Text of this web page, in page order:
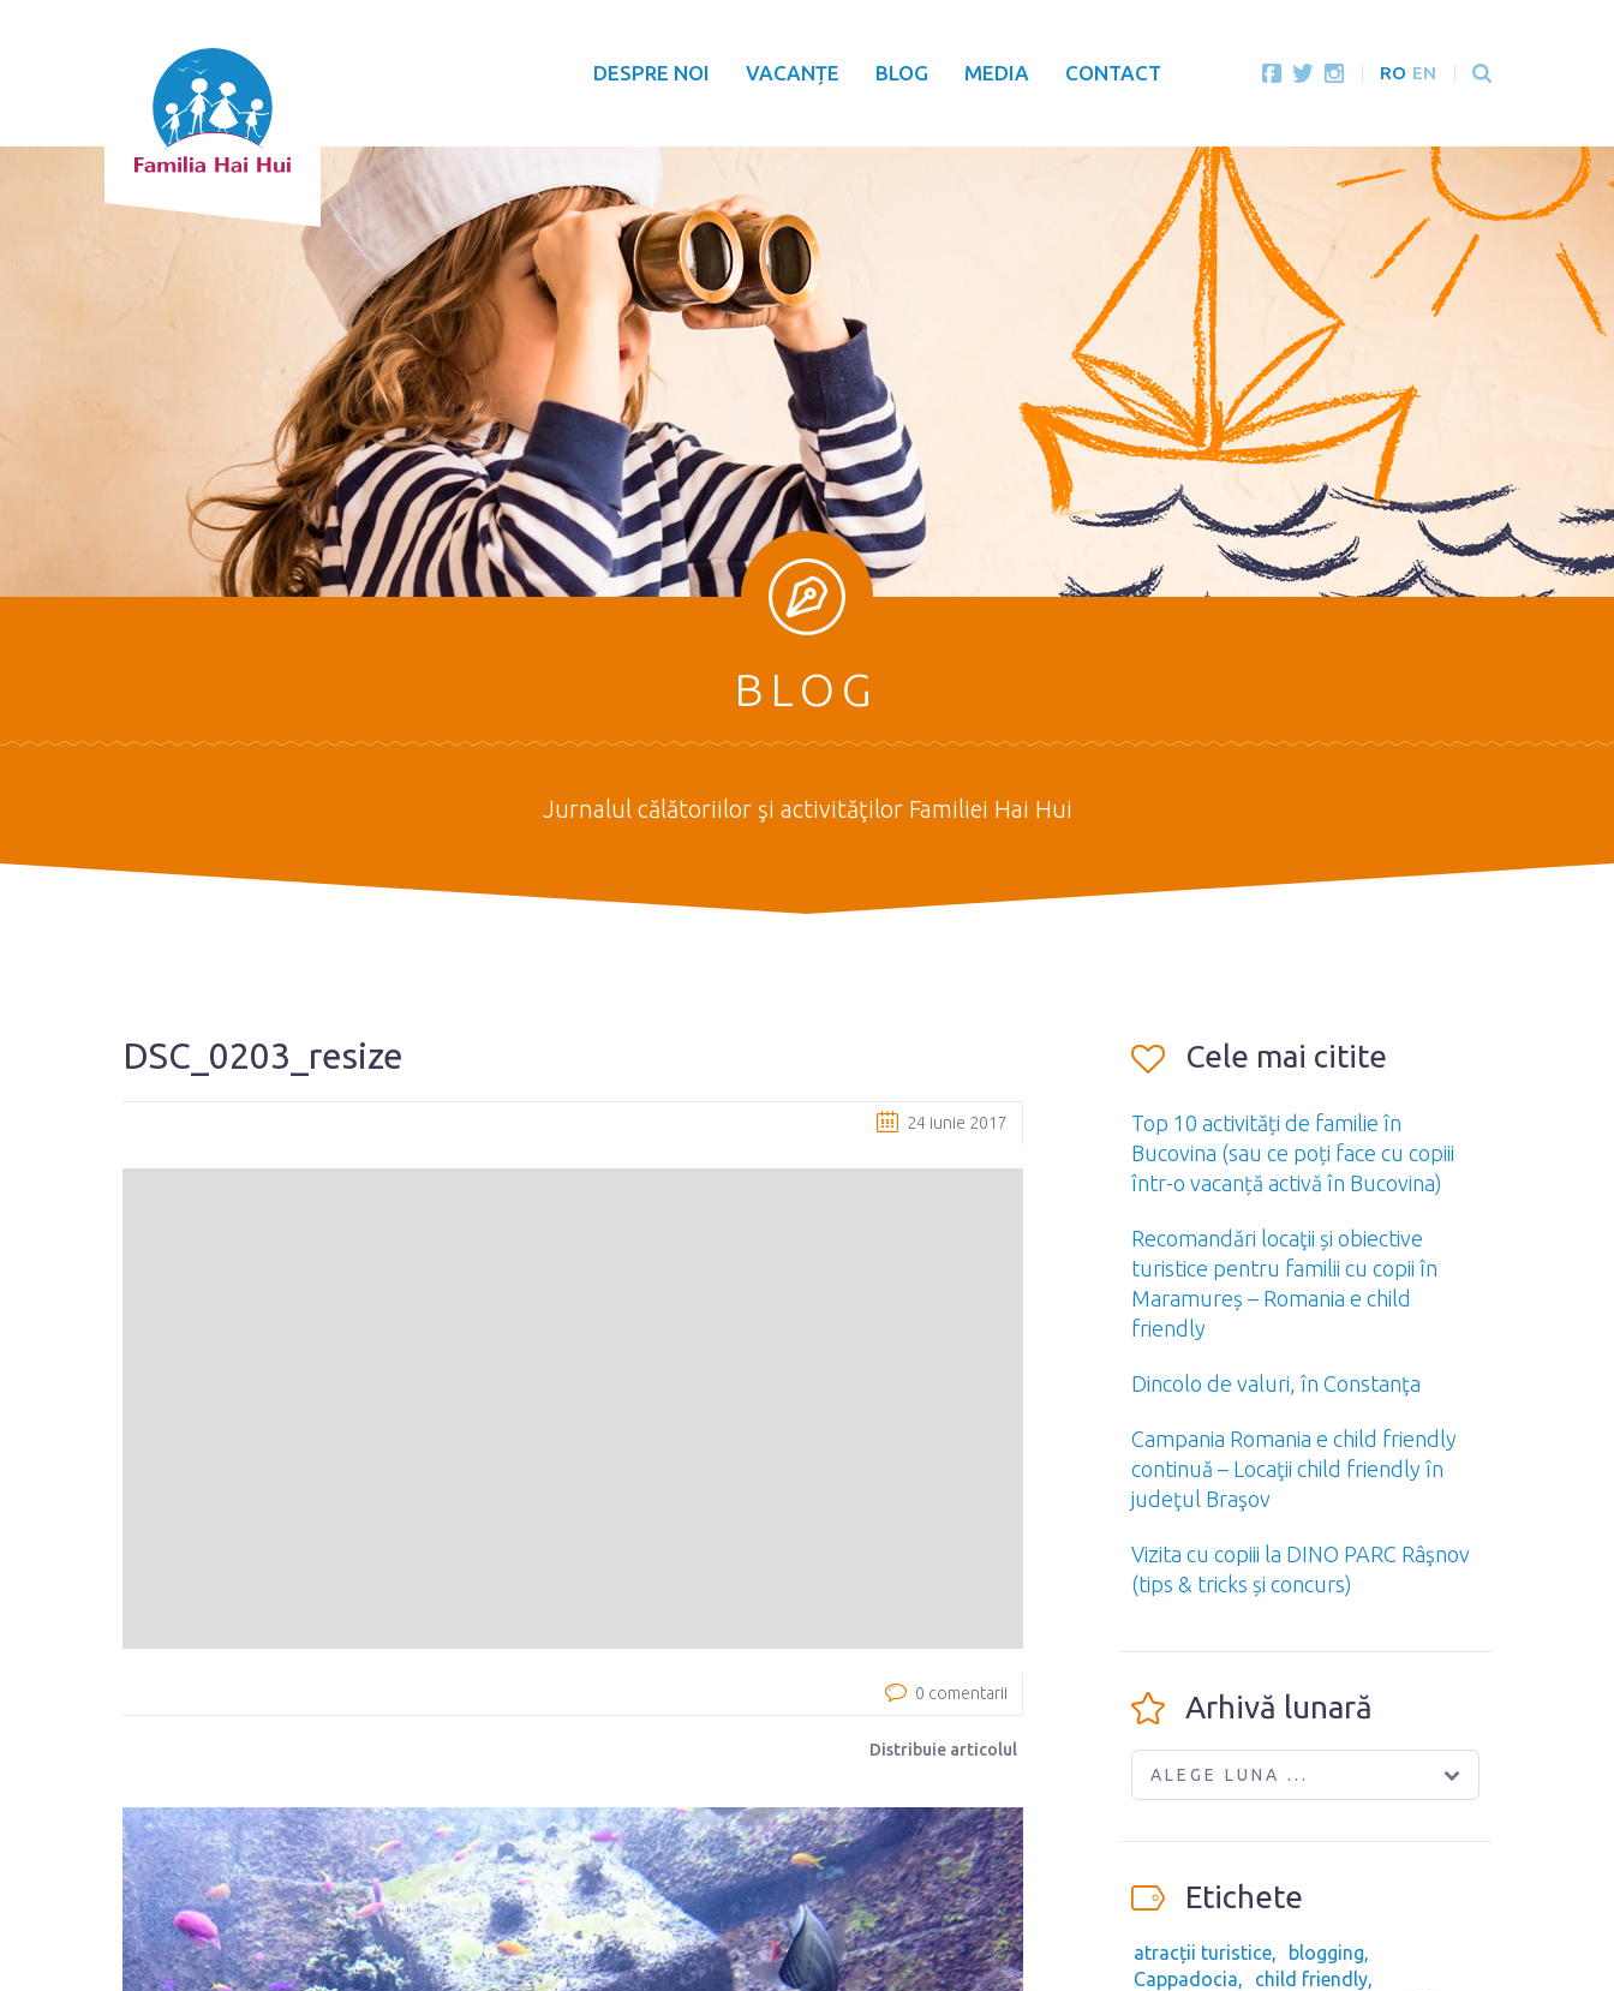
DESPRE NOI VACANȚE BLOG MEDIA CONTACT RO EN
BLOG
Jurnalul călătoriilor şi activităţilor Familiei Hai Hui
DSC_0203_resize
24 iunie 2017
0 comentarii
Distribuie articolul
Cele mai citite
Top 10 activități de familie în
Bucovina (sau ce poți face cu copiii
într-o vacanță activă în Bucovina)
Recomandări locaţii și obiective
turistice pentru familii cu copii în
Maramureș – Romania e child
friendly
Dincolo de valuri, în Constanţa
Campania Romania e child friendly
continuă – Locaţii child friendly în
judeţul Braşov
Vizita cu copiii la DINO PARC Râşnov
(tips & tricks și concurs)
Arhivă lunară
ALEGE LUNA ...
Etichete
atracții turistice
blogging
Cappadocia
child friendly